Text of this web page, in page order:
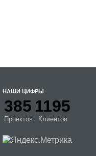
НАШИ ЦИФРЫ
385
Проектов
1195
Клиентов